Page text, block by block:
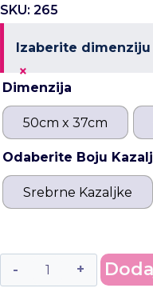
SKU: 265
Izaberite
×
Dimenzija
50cm x 37cm
Odaberite Boju
Srebrne Kazaljke